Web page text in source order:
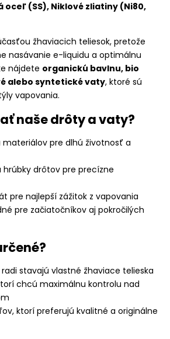
oceľ (SS), Niklové zliatiny (Ni80,
žhaviacich teliesok, pretože
nasávanie e-liquidu a optimálnu
nájdete organickú bavlnu, bio
alebo syntetické vaty, ktoré sú
vapovania.
naše drôty a vaty?
materiálov pre dlhú životnosť a
hrúbky drôtov pre precízne
pre najlepší zážitok z vapovania
pre začiatočníkov aj pokročilých
stavajú vlastné žhaviace telieska
chcú maximálnu kontrolu nad
ktorí preferujú kvalitné a originálne